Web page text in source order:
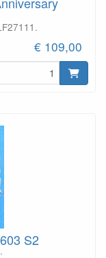
€ 109,00
S2